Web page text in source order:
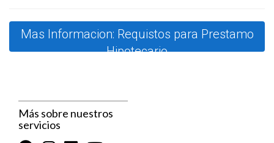
más de 30,000 pesos.
Antigüedad del Crédito
prestatario responsable. Las instituciones suelen ver con
buenos ojos a quienes han mantenido cuentas de crédito
Mas Informacion: Requistos para Prestamo
Hipotecario
Más sobre nuestros
servicios